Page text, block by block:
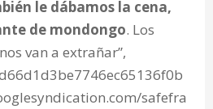
le dábamos la cena,
de mondongo. Los
van a extrañar”,
safefra